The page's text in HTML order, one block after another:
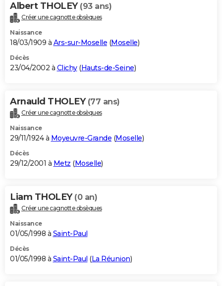
Albert THOLEY (93 ans)
Créer une cagnotte obsèques
Naissance
18/03/1909 à Ars-sur-Moselle (Moselle)
Décès
23/04/2002 à Clichy(Hauts-de-Seine)
Arnauld THOLEY (77 ans)
Créer une cagnotte obsèques
Naissance
29/11/1924 à Moyeuvre-Grande (Moselle)
Décès
29/12/2001 à Metz (Moselle)
Liam THOLEY (0 an)
Créer une cagnotte obsèques
Naissance
01/05/1998 à Saint-Paul
Décès
01/05/1998 à Saint-Paul (La Réunion)